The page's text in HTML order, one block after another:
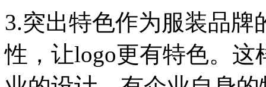
3.突出特色作为服装品牌
性，让logo更有特色。